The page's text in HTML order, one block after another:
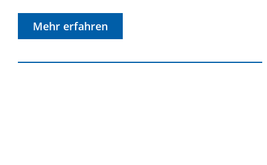
Mehr erfahren